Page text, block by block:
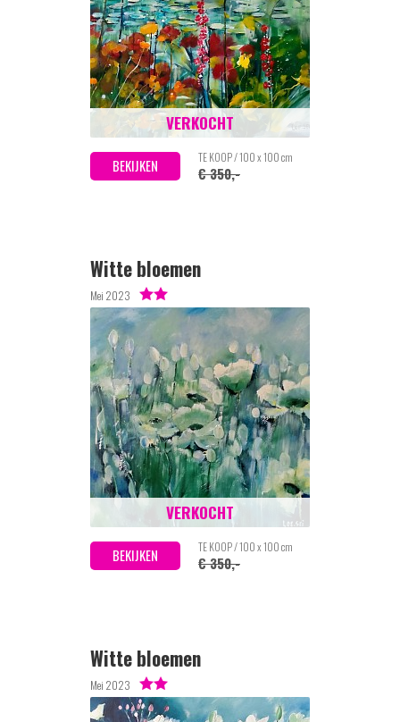
BEKIJKEN TE KOOP / 100 x 100 cm
€ 350,-
VERKOCHT
Witte bloemen
Mei 2023
BEKIJKEN TE KOOP / 100 x 100 cm
€ 350,-
VERKOCHT
Witte bloemen
Mei 2023